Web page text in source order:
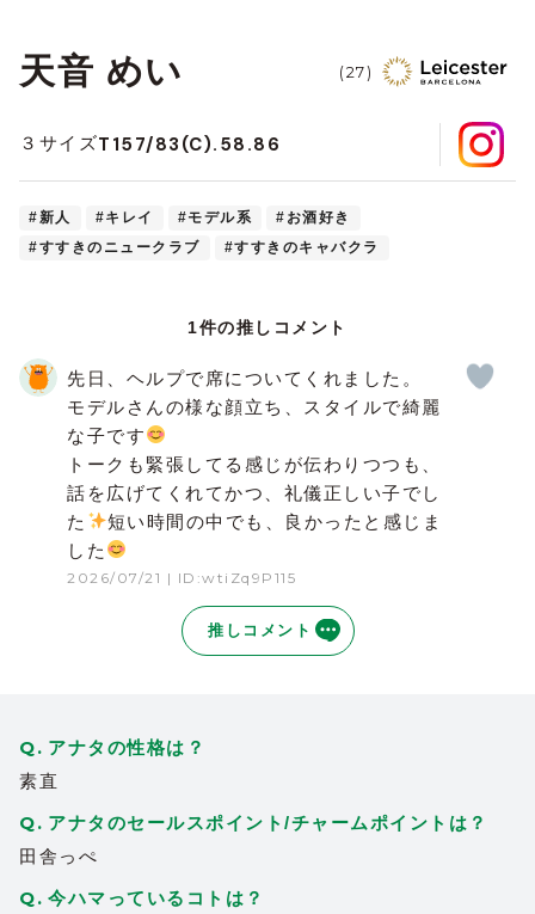
天音 めい (27)
３サイズT157/83(C).58.86
#新人 #キレイ #モデル系
#お酒好き
#すすきのニュークラブ
#すすきのキャバクラ
1件の推しコメント
2026/07/21 | ID:wtiZq9P115
先日、ヘルプで席についてくれました。
モデルさんの様な顔立ち、スタイルで綺麗
な子です
トークも緊張してる感じが伝わりつつも、
話を広げてくれてかつ、礼儀正しい子でし
た
短い時間の中でも、良かったと感じま
した
推しコメント
アナタの性格は？
素直
アナタのセールスポイント/チャームポイントは？
田舎っぺ
今ハマっているコトは？